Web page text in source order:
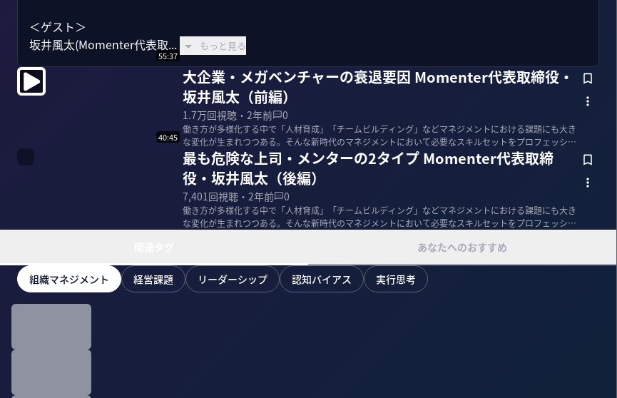
＜ゲスト＞
坂井風太(Momenter代表取...
もっと見る
55:37
大企業・メガベンチャーの衰退要因 Momenter代表取締役・
坂井風太（前編）
1.7万回視聴・ 2年前 0
働き方が多様化する中で「人材育成」「チームビルディング」などマネジメントにおける課題にも大き
な変化が生まれつつある。そんな新時代のマネジメントにおいて必要なスキルセットをプロフェッショ
ナルたちから学ぶ...
40:45
最も危険な上司・メンターの2タイプ Momenter代表取締
役・坂井風太（後編）
7,401回視聴・ 2年前 0
働き方が多様化する中で「人材育成」「チームビルディング」などマネジメントにおける課題にも大き
な変化が生まれつつある。そんな新時代のマネジメントにおいて必要なスキルセットをプロフェッショ
あなたへのおすすめ
組織マネジメント 経営課題 リーダーシップ 認知バイアス 実行思考